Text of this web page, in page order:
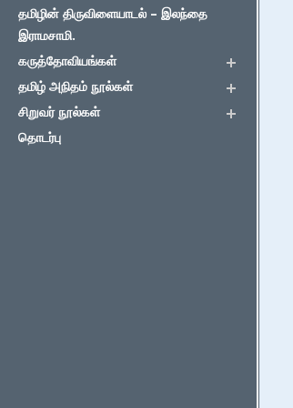
தமிழின் திருவிளையாடல் – இலந்தை
இராமசாமி.
கருத்தோவியங்கள்
தமிழ் அநிதம் நூல்கள்
சிறுவர் நூல்கள்
தொடர்பு